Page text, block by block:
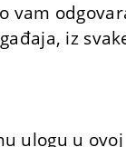
vam
iz
ulogu u